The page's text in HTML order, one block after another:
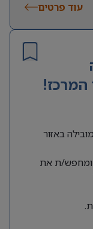
עוד פרטים
המרכז!
באזור
ומחפש/ת את